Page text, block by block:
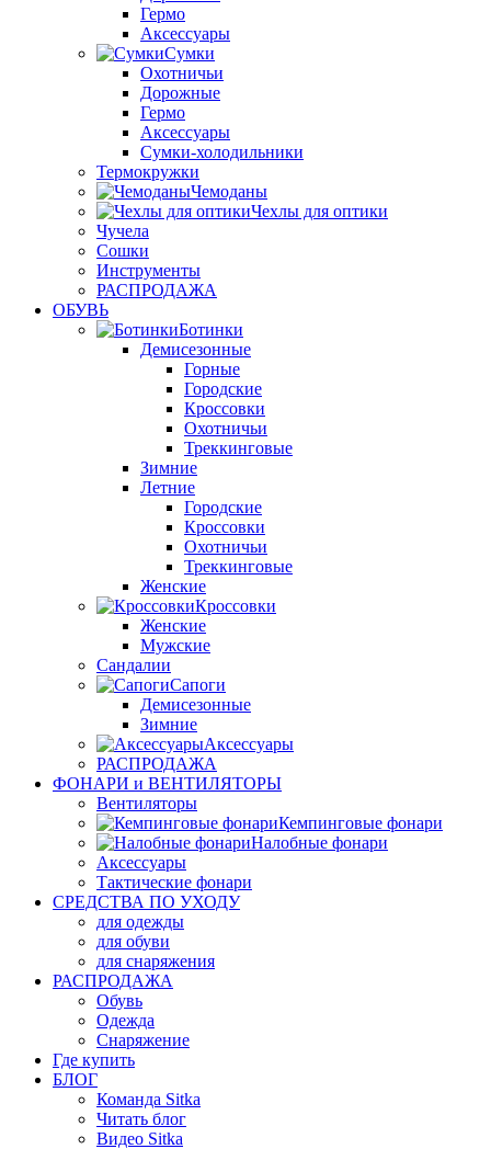
Гермо
Аксессуары
Сумки
Охотничьи
Дорожные
Гермо
Аксессуары
Сумки-холодильники
Термокружки
Чемоданы
Чехлы для оптики
Чучела
Сошки
Инструменты
РАСПРОДАЖА
ОБУВЬ
Ботинки
Демисезонные
Горные
Городские
Кроссовки
Охотничьи
Треккинговые
Зимние
Летние
Городские
Кроссовки
Охотничьи
Треккинговые
Женские
Кроссовки
Женские
Мужские
Сандалии
Сапоги
Демисезонные
Зимние
Аксессуары
РАСПРОДАЖА
ФОНАРИ и ВЕНТИЛЯТОРЫ
Вентиляторы
Кемпинговые фонари
Налобные фонари
Аксессуары
Тактические фонари
СРЕДСТВА ПО УХОДУ
для одежды
для обуви
для снаряжения
РАСПРОДАЖА
Обувь
Одежда
Снаряжение
Где купить
БЛОГ
Команда Sitka
Читать блог
Видео Sitka